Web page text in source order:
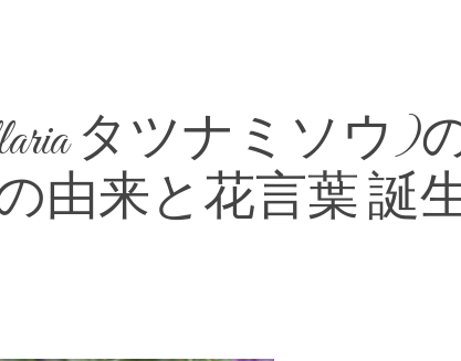
タツナミソウ)
由来と花言葉 誕